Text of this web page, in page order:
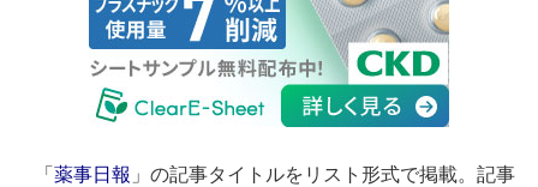
「薬事日報 」の記事タイトルをリスト形式で掲載。記事